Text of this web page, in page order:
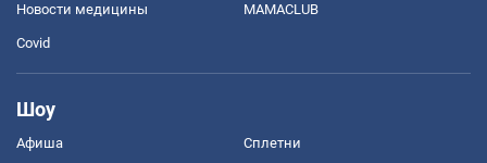
Новости медицины MAMACLUB
Covid
Шоу
Афиша Сплетни